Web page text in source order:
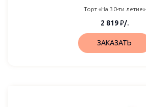
Торт «На 30-ти летие»
2 819₽/.
ЗАКАЗАТЬ